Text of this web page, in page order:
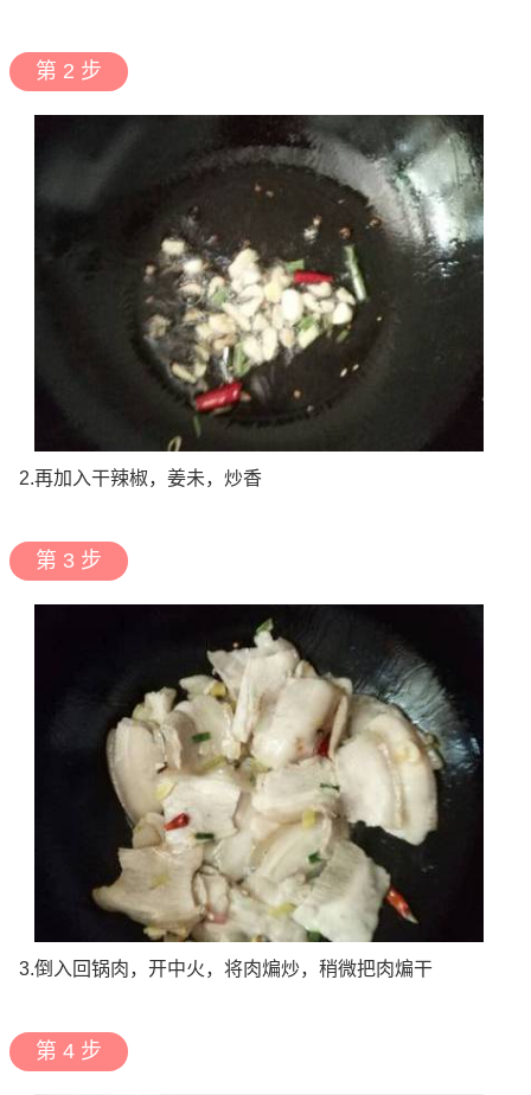
第 2 步
2.再加入干辣椒，姜未，炒香
第 3 步
3.倒入回锅肉，开中火，将肉煸炒，稍微把肉煸干
第 4 步